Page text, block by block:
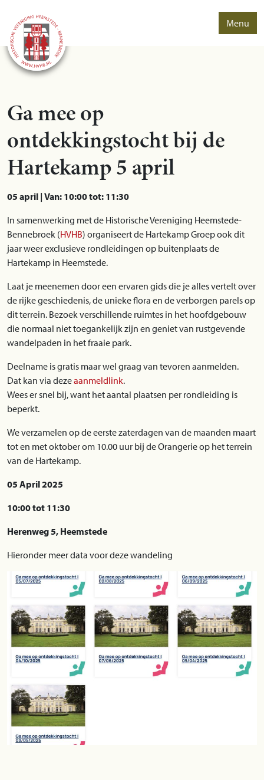
Menu
Ga mee op
ontdekkingstocht bij de
Hartekamp 5 april
05 april | Van: 10:00 tot: 11:30
In samenwerking met de Historische Vereniging Heemstede-
Bennebroek (HVHB) organiseert de Hartekamp Groep ook dit
jaar weer exclusieve rondleidingen op buitenplaats de
Hartekamp in Heemstede.
Laat je meenemen door een ervaren gids die je alles vertelt over
de rijke geschiedenis, de unieke flora en de verborgen parels op
dit terrein. Bezoek verschillende ruimtes in het hoofdgebouw
die normaal niet toegankelijk zijn en geniet van rustgevende
wandelpaden in het fraaie park.
Deelname is gratis maar wel graag van tevoren aanmelden.
Dat kan via dezeaanmeldlink.
Wees er snel bij, want het aantal plaatsen per rondleiding is
beperkt.
We verzamelen op de eerste zaterdagen van de maanden maart
tot en met oktober om 10.00 uur bij de Orangerie op het terrein
van de Hartekamp.
05 April 2025
10:00 tot 11:30
Herenweg 5, Heemstede
Hieronder meer data voor deze wandeling